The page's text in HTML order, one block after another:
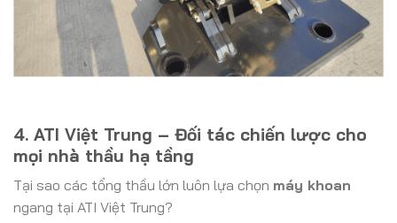
4. ATI Việt Trung – Đối tác chiến lược cho
mọi nhà thầu hạ tầng
Tại sao các tổng thầu lớn luôn lựa chọn máy khoan
ngang tại ATI Việt Trung?